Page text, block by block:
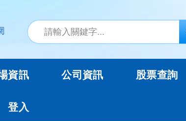
資訊 公司資訊 股票查詢
登入